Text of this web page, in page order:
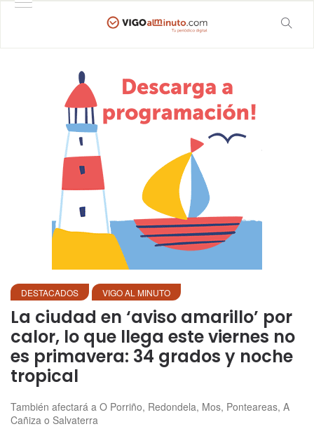
DESTACADOS VIGO AL MINUTO
La ciudad en ‘aviso amarillo’ por
calor, lo que llega este viernes no
es primavera: 34 grados y noche
tropical
También afectará a O Porriño, Redondela, Mos, Ponteareas, A
Cañiza o Salvaterra